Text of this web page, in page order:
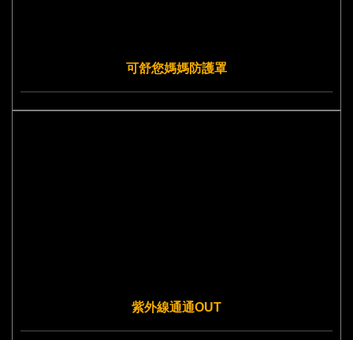
可舒您媽媽防護罩
紫外線通通OUT